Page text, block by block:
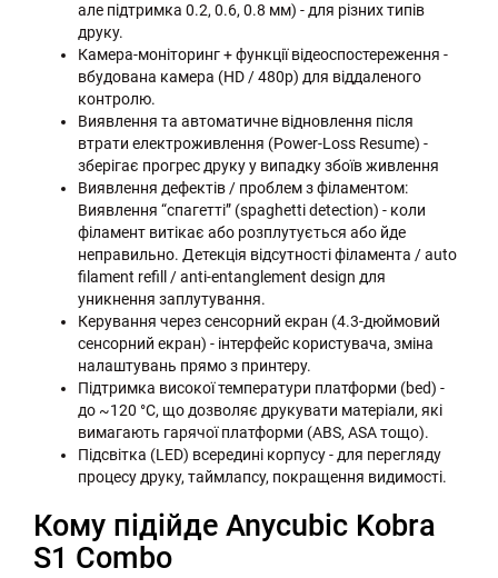
але підтримка 0.2, 0.6, 0.8 мм) - для різних типів
друку.
Камера-моніторинг + функції відеоспостереження -
вбудована камера (HD / 480p) для віддаленого
контролю.
Виявлення та автоматичне відновлення після
втрати електроживлення (Power-Loss Resume) -
зберігає прогрес друку у випадку збоїв живлення
Виявлення дефектів / проблем з філаментом:
Виявлення “спагетті” (spaghetti detection) - коли
філамент витікає або розплутується або йде
неправильно. Детекція відсутності філамента / auto
filament refill / anti-entanglement design для
уникнення заплутування.
Керування через сенсорний екран (4.3-дюймовий
сенсорний екран) - інтерфейс користувача, зміна
налаштувань прямо з принтеру.
Підтримка високої температури платформи (bed) -
до ~120 °C, що дозволяє друкувати матеріали, які
вимагають гарячої платформи (ABS, ASA тощо).
Підсвітка (LED) всередині корпусу - для перегляду
процесу друку, таймлапсу, покращення видимості.
Кому підійде Anycubic Kobra
S1 Combo